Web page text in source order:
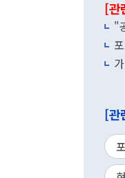
[관
"
[관